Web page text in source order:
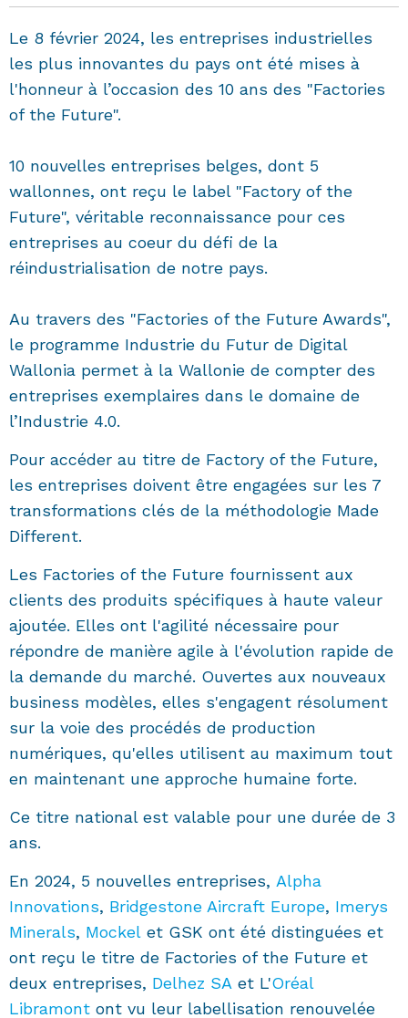
Le 8 février 2024, les entreprises industrielles
les plus innovantes du pays ont été mises à
l'honneur à l’occasion des 10 ans des "Factories
of the Future".
10 nouvelles entreprises belges, dont 5
wallonnes, ont reçu le label "Factory of the
Future", véritable reconnaissance pour ces
entreprises au coeur du défi de la
réindustrialisation de notre pays.
Au travers des "Factories of the Future Awards",
le programme Industrie du Futur de Digital
Wallonia permet à la Wallonie de compter des
entreprises exemplaires dans le domaine de
l’Industrie 4.0.
Pour accéder au titre de Factory of the Future,
les entreprises doivent être engagées sur les 7
transformations clés de la méthodologie Made
Different.
Les Factories of the Future fournissent aux
clients des produits spécifiques à haute valeur
ajoutée. Elles ont l'agilité nécessaire pour
répondre de manière agile à l'évolution rapide de
la demande du marché. Ouvertes aux nouveaux
business modèles, elles s'engagent résolument
sur la voie des procédés de production
numériques, qu'elles utilisent au maximum tout
en maintenant une approche humaine forte.
Ce titre national est valable pour une durée de 3
ans.
En 2024, 5 nouvelles entreprises, Alpha
Innovations, Bridgestone Aircraft Europe, Imerys
Minerals, Mockel et GSK ont été distinguées et
ont reçu le titre de Factories of the Future et
deux entreprises, Delhez SA et L'Oréal
Libramont ont vu leur labellisation renouvelée